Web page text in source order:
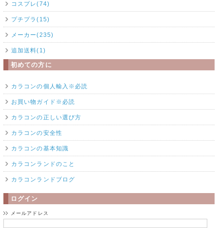
コスプレ(74)
プチプラ(15)
メーカー(235)
追加送料(1)
初めての方に
カラコンの個人輸入※必読
お買い物ガイド※必読
カラコンの正しい選び方
カラコンの安全性
カラコンの基本知識
カラコンランドのこと
カラコンランドブログ
ログイン
メールアドレス